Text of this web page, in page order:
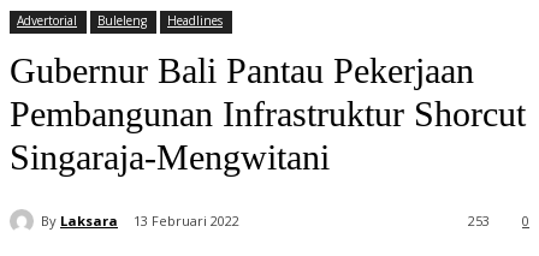
Advertorial Buleleng Headlines
Gubernur Bali Pantau Pekerjaan
Pembangunan Infrastruktur Shorcut
Singaraja-Mengwitani
By Laksara 13 Februari 2022 0
253